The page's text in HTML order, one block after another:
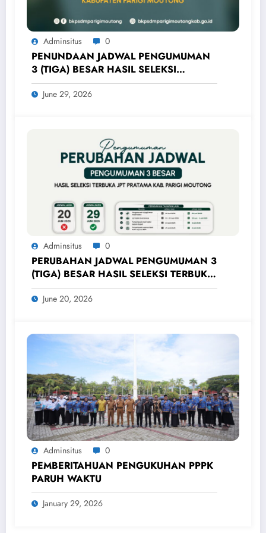
Adminsitus 0
PENUNDAAN JADWAL PENGUMUMAN
3 (TIGA) BESAR HASIL SELEKSI
TERBUKA JPT PRATAMA KABUPATEN
PARIGI MOUTONG
June 29, 2026
Adminsitus 0
PERUBAHAN JADWAL PENGUMUMAN 3
(TIGA) BESAR HASIL SELEKSI TERBUKA
JPT PRATAMA KABUPATEN PARIGI
MOUTONG
June 20, 2026
Adminsitus 0
PEMBERITAHUAN PENGUKUHAN PPPK
PARUH WAKTU
January 29, 2026